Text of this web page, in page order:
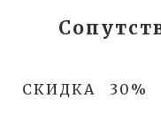
СКИДКА 30%